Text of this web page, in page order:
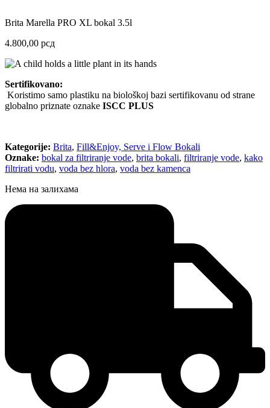
Brita Marella PRO XL bokal 3.5l
4.800,00 рсд
Sertifikovano:
Koristimo samo plastiku na biološkoj bazi sertifikovanu od strane
globalno priznate oznake ISCC PLUS
Kategorije: Brita, Fill&Enjoy, Serve i Flow Bokali
Oznake: bokal za filtriranje vode, brita bokali, filtriranje vode, kako
filtrirati vodu, voda bez hlora, voda bez kamenca
Нема на залихама